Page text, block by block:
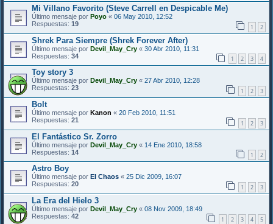
Mi Villano Favorito (Steve Carrell en Despicable Me)
Último mensaje por Poyo « 06 May 2010, 12:52
Respuestas: 19 1 2
Shrek Para Siempre (Shrek Forever After)
Último mensaje por Devil_May_Cry « 30 Abr 2010, 11:31
Respuestas: 34 1 2 3 4
Toy story 3
Último mensaje por Devil_May_Cry « 27 Abr 2010, 12:28
Respuestas: 23 1 2 3
Bolt
Último mensaje por Kanon « 20 Feb 2010, 11:51
Respuestas: 21 1 2 3
El Fantástico Sr. Zorro
Último mensaje por Devil_May_Cry « 14 Ene 2010, 18:58
Respuestas: 14 1 2
Astro Boy
Último mensaje por El Chaos « 25 Dic 2009, 16:07
Respuestas: 20 1 2 3
La Era del Hielo 3
Último mensaje por Devil_May_Cry « 08 Nov 2009, 18:49
Respuestas: 42 1 2 3 4 5